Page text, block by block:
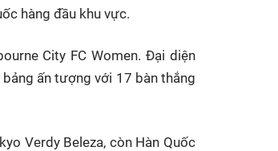
hàng đầu khu vực.
City FC Women. Đại diện
ấn tượng với 17 bàn thắng
Verdy Beleza, còn Hàn Quốc